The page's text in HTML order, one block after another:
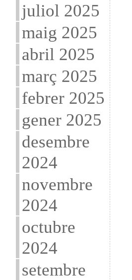
juliol 2025
maig 2025
abril 2025
març 2025
febrer 2025
gener 2025
desembre
2024
novembre
2024
octubre
2024
setembre